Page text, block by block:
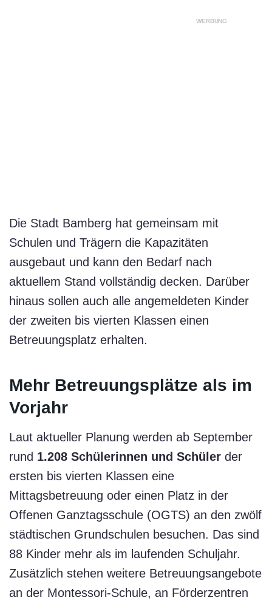
WERBUNG
Die Stadt Bamberg hat gemeinsam mit
Schulen und Trägern die Kapazitäten
ausgebaut und kann den Bedarf nach
aktuellem Stand vollständig decken. Darüber
hinaus sollen auch alle angemeldeten Kinder
der zweiten bis vierten Klassen einen
Betreuungsplatz erhalten.
Mehr Betreuungsplätze als im
Vorjahr
Laut aktueller Planung werden ab September
rund 1.208 Schülerinnen und Schüler der
ersten bis vierten Klassen eine
Mittagsbetreuung oder einen Platz in der
Offenen Ganztagsschule (OGTS) an den zwölf
städtischen Grundschulen besuchen. Das sind
88 Kinder mehr als im laufenden Schuljahr.
Zusätzlich stehen weitere Betreuungsangebote
an der Montessori-Schule, an Förderzentren